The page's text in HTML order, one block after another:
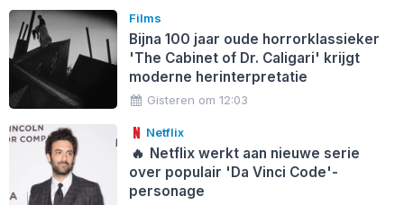
Films
Bijna 100 jaar oude horrorklassieker
'The Cabinet of Dr. Caligari' krijgt
moderne herinterpretatie
Gisteren om 12:03
Netflix
🔥 Netflix werkt aan nieuwe serie
over populair 'Da Vinci Code'-
personage